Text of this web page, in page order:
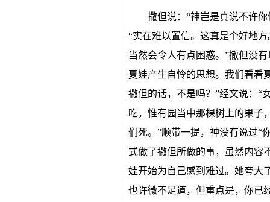
撒但说：“神岂是真说不许
“实在难以置信。这真是个好地
当然会令人有点困惑。”撒但没
夏娃产生自怜的思想。我们看看
撒但的话，不是吗？”经文说：“
吃，惟有园当中那棵树上的果子
们死。”顺带一提，神没有说过“
式做了撒但所做的事，虽然内容
娃开始为自己感到难过。她夸大
也许微不足道，但重点是，你已